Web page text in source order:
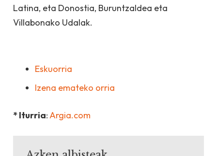
Latina, eta Donostia, Buruntzaldea eta
Villabonako Udalak.
Eskuorria
Izena emateko orria
* Iturria:Argia.com